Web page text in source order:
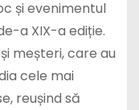
și evenimentul
a XIX-a ediție.
meșteri, care au
cele mai
reușind să